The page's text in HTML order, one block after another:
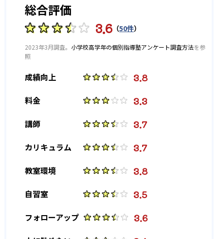
聖セシリア女子中学校 11
浦和明の星女子中学校 12
総合評価
3.6 （50件）
2023年3月調査。 小学校高学年の個別指導塾アンケート調査方法を参
照
成績向上 3.8
料金 3.3
講師 3.7
カリキュラム 3.7
教室環境 3.8
自習室 3.5
フォローアップ 3.6